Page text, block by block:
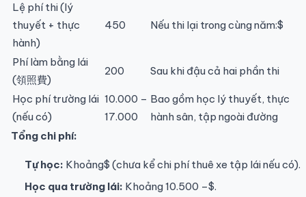
Lệ phí thi (lý
thuyết + thực
hành)
450 Nếu thi lại trong cùng năm:$
Phí làm bằng lái
(領照費)
200 Sau khi đậu cả hai phần thi
Học phí trường lái
(nếu có)
10.000 –
17.000
Bao gồm học lý thuyết, thực
hành sân, tập ngoài đường
Tổng chi phí:
Tự học: Khoảng$ (chưa kể chi phí thuê xe tập lái nếu có).
Học qua trường lái: Khoảng 10.500 –$.